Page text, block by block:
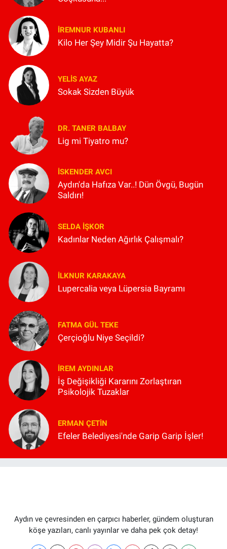
İREMNUR KUBANLI
Kilo Her Şey Midir Şu Hayatta?
YELIS AYAZ
Sokak Sizden Büyük
DR. TANER BALBAY
Lig mi Tiyatro mu?
İSKENDER AVCI
Aydın'da Hafıza Var..! Dün Övgü, Bugün
Saldırı!
SELDA İŞKOR
Kadınlar Neden Ağırlık Çalışmalı?
İLKNUR KARAKAYA
Lupercalia veya Lüpersia Bayramı
FATMA GÜL TEKE
Çerçioğlu Niye Seçildi?
İREM AYDINLAR
İş Değişikliği Kararını Zorlaştıran
Psikolojik Tuzaklar
ERMAN ÇETIN
Efeler Belediyesi'nde Garip Garip İşler!
Aydın ve çevresinden en çarpıcı haberler, gündem oluşturan
köşe yazıları, canlı yayınlar ve daha pek çok detay!